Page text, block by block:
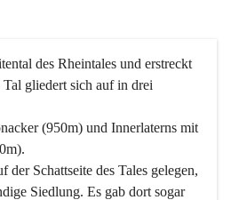
des Rheintales und erstreckt
gliedert sich auf in drei
(950m) und Innerlaterns mit
der Schattseite des Tales gelegen,
Siedlung. Es gab dort sogar